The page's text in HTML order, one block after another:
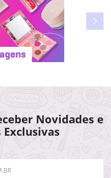
Novidades e